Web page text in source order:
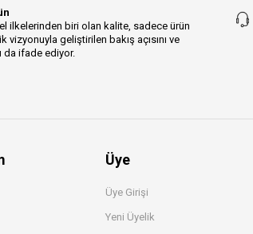
ilkelerinden biri olan kalite, sadece ürün
vizyonuyla geliştirilen bakış açısını ve
da ifade ediyor.
Üye
Üye Girişi
Yeni Üyelik